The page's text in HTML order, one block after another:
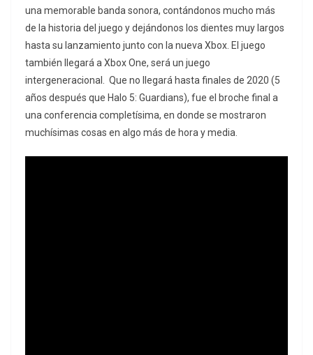
una memorable banda sonora, contándonos mucho más
de la historia del juego y dejándonos los dientes muy largos
hasta su lanzamiento junto con la nueva Xbox. El juego
también llegará a Xbox One, será un juego
intergeneracional. Que no llegará hasta finales de 2020 (5
años después que Halo 5: Guardians), fue el broche final a
una conferencia completísima, en donde se mostraron
muchísimas cosas en algo más de hora y media.